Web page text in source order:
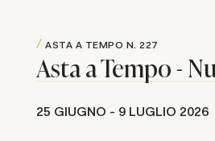
ASTA A TEMPO N. 227
Asta a Tempo -
25 GIUGNO - 9 LUGLIO 2026